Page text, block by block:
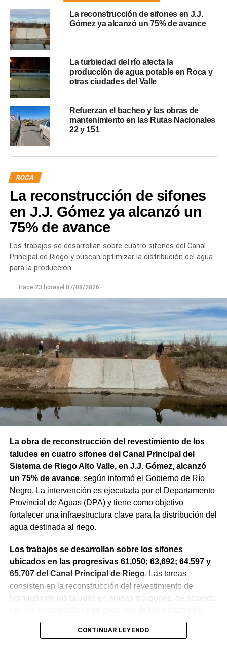
La reconstrucción de sifones en J.J.
Gómez ya alcanzó un 75% de avance
La turbiedad del río afecta la
producción de agua potable en Roca y
otras ciudades del Valle
Refuerzan el bacheo y las obras de
mantenimiento en las Rutas Nacionales
22 y 151
ROCA
La reconstrucción de sifones
en J.J. Gómez ya alcanzó un
75% de avance
Los trabajos se desarrollan sobre cuatro sifones del Canal
Principal de Riego y buscan optimizar la distribución del agua
para la producción.
Hace 23 horasel 07/08/2026
La obra de reconstrucción del revestimiento de los
taludes en cuatro sifones del Canal Principal del
Sistema de Riego Alto Valle, en J.J. Gómez, alcanzó
un 75% de avance, según informó el Gobierno de Río
Negro. La intervención es ejecutada por el Departamento
Provincial de Aguas (DPA) y tiene como objetivo
fortalecer una infraestructura clave para la distribución del
agua destinada al riego.
Los trabajos se desarrollan sobre los sifones
ubicados en las progresivas 61,050; 63,692; 64,597 y
65,707 del Canal Principal de Riego. Las tareas
consisten en la reconstrucción del revestimiento de
hormigón de los taludes en ambas márgenes, de acuerdo
La obra incluye la demolición de losas deterioradas, la
CONTINUAR LEYENDO